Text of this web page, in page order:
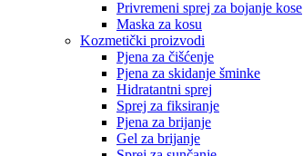
Privremeni sprej za bojanje kose
Maska za kosu
Kozmetički proizvodi
Pjena za čišćenje
Pjena za skidanje šminke
Hidratantni sprej
Sprej za fiksiranje
Pjena za brijanje
Gel za brijanje